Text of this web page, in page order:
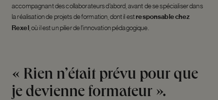
accompagnant des collaborateurs d’abord, avant de se spécialiser dans
la réalisation de projets de formation, dont il estresponsable chez
Rexel, où il est un pilier de l’innovation pédagogique.
« Rien n’était prévu pour que
je devienne formateur ».